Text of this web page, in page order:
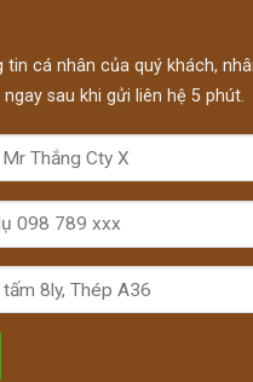
tin cá nhân của quý khách,
sau khi gửi liên hệ 5 phút.